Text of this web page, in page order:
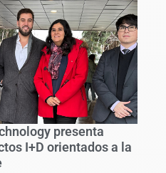
presenta
I+D orientados a la